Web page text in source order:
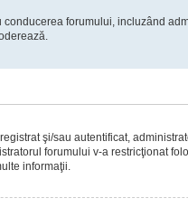
forumului, incluzând
şi/sau autentificat,
forumului v-a restricţionat
informaţii.